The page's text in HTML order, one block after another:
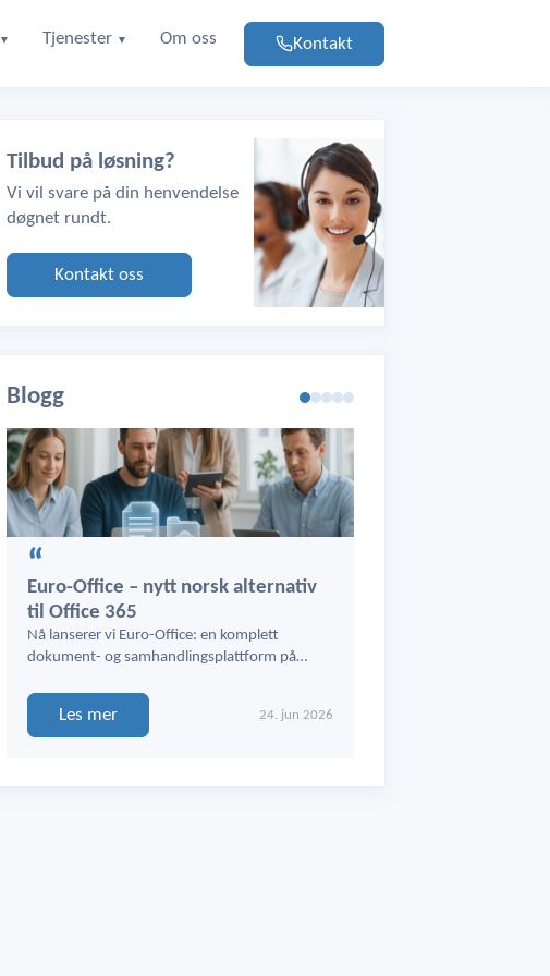
▼ Tjenester ▼ Om oss Kontakt
Tilbud på løsning?
Vi vil svare på din henvendelse
døgnet rundt.
Kontakt oss
Blogg
Euro-Office – nytt norsk alternativ
til Office 365
Nå lanserer vi Euro-Office: en komplett
dokument- og samhandlingsplattform på…
Les mer 24. jun 2026